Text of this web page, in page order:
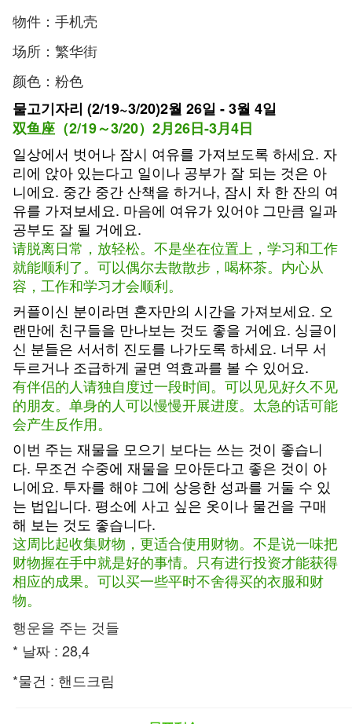
物件：手机壳
场所：繁华街
颜色：粉色
물고기자리 (2/19~3/20)2월 26일 - 3월 4일
双鱼座（2/19～3/20）2月26日-3月4日
일상에서 벗어나 잠시 여유를 가져보도록 하세요. 자
리에 앉아 있는다고 일이나 공부가 잘 되는 것은 아
니에요. 중간 중간 산책을 하거나, 잠시 차 한 잔의 여
유를 가져보세요. 마음에 여유가 있어야 그만큼 일과
공부도 잘 될 거에요.
请脱离日常，放轻松。不是坐在位置上，学习和工作
就能顺利了。可以偶尔去散散步，喝杯茶。内心从
容，工作和学习才会顺利。
커플이신 분이라면 혼자만의 시간을 가져보세요. 오
랜만에 친구들을 만나보는 것도 좋을 거에요. 싱글이
신 분들은 서서히 진도를 나가도록 하세요. 너무 서
두르거나 조급하게 굴면 역효과를 볼 수 있어요.
有伴侣的人请独自度过一段时间。可以见见好久不见
的朋友。单身的人可以慢慢开展进度。太急的话可能
会产生反作用。
이번 주는 재물을 모으기 보다는 쓰는 것이 좋습니
다. 무조건 수중에 재물을 모아둔다고 좋은 것이 아
니에요. 투자를 해야 그에 상응한 성과를 거둘 수 있
는 법입니다. 평소에 사고 싶은 옷이나 물건을 구매
해 보는 것도 좋습니다.
这周比起收集财物，更适合使用财物。不是说一味把
财物握在手中就是好的事情。只有进行投资才能获得
相应的成果。可以买一些平时不舍得买的衣服和财
物。
행운을 주는 것들
* 날짜 : 28,4
*물건 : 핸드크림